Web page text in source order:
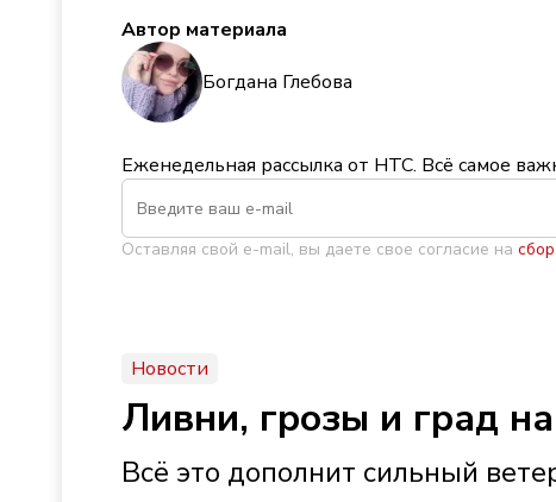
Автор материала
Богдана Глебова
Еженедельная рассылка от НТС. Всё самое
Оставляя свой e-mail, вы даете свое согласие на
Новости
Ливни, грозы и град
Всё это дополнит сильный